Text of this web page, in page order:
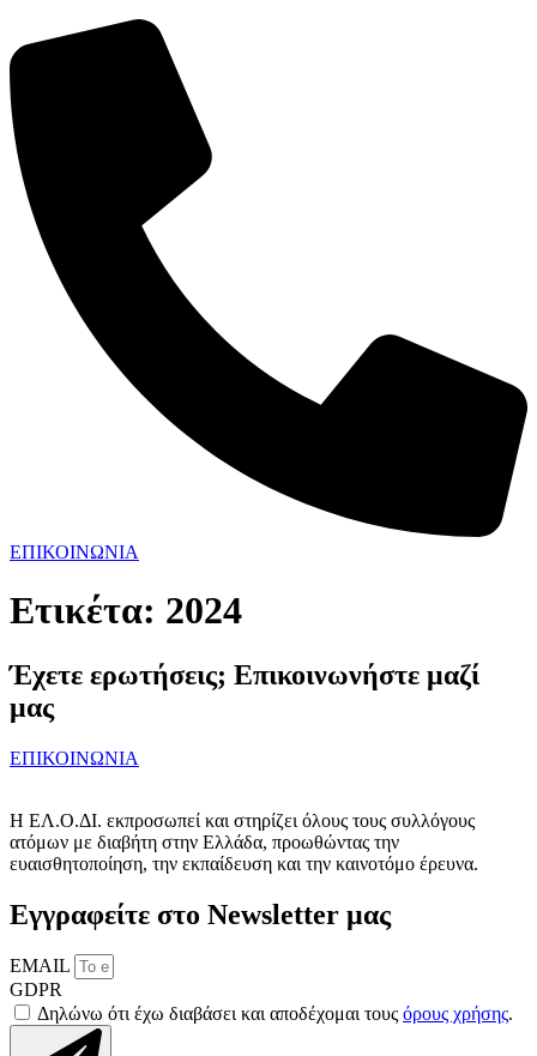
ΕΠΙΚΟΙΝΩΝΙΑ
Ετικέτα: 2024
Έχετε ερωτήσεις; Επικοινωνήστε μαζί
μας
ΕΠΙΚΟΙΝΩΝΙΑ
Η ΕΛ.Ο.ΔΙ. εκπροσωπεί και στηρίζει όλους τους συλλόγους
ατόμων με διαβήτη στην Ελλάδα, προωθώντας την
ευαισθητοποίηση, την εκπαίδευση και την καινοτόμο έρευνα.
Εγγραφείτε στο Newsletter μας
EMAIL
GDPR
Δηλώνω ότι έχω διαβάσει και αποδέχομαι τους όρους χρήσης.